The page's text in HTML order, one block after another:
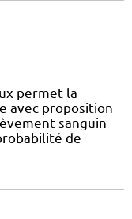
permet la
avec proposition
sanguin
de